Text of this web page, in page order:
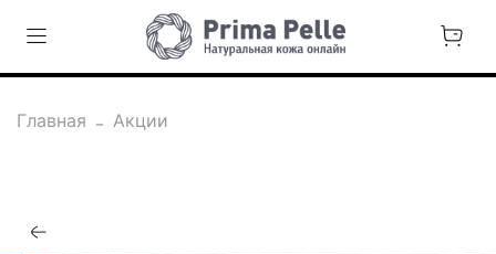
Главная Акции